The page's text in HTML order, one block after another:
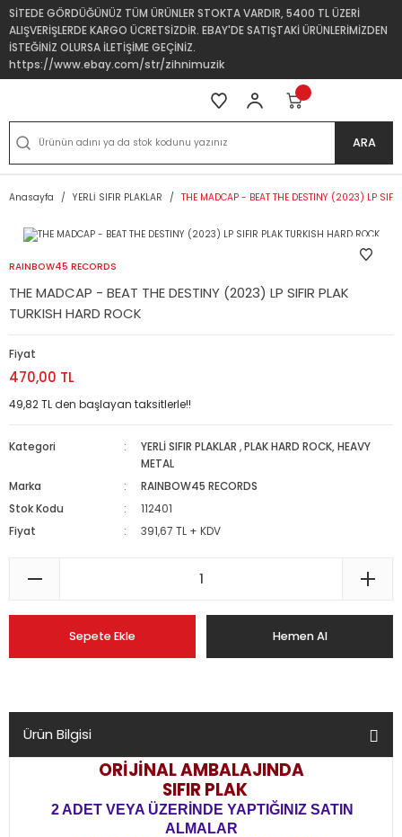
SİTEDE GÖRDÜĞÜNÜZ TÜM ÜRÜNLER STOKTA VARDIR, 5400 TL ÜZERİ
ALIŞVERİŞLERDE KARGO ÜCRETSİZDİR. EBAY'DE SATIŞTAKİ ÜRÜNLERİMİZDEN
İSTEĞİNİZ OLURSA İLETİŞİME GEÇİNİZ.
https://www.ebay.com/str/zihnimuzik
ARA
Anasayfa YERLİ SIFIR PLAKLAR THE MADCAP - BEAT THE DESTINY (2023) LP
RAINBOW45 RECORDS
THE MADCAP - BEAT THE DESTINY (2023) LP SIFIR PLAK
TURKISH HARD ROCK
Fiyat
470,00 TL
49,82 TL den başlayan taksitlerle!!
Kategori YERLİ SIFIR PLAKLAR ,PLAK HARD ROCK, HEAVY
METAL
Marka
RAINBOW45 RECORDS
Stok Kodu
112401
Fiyat
391,67 TL + KDV
Sepete Ekle Hemen Al
Ürün Bilgisi
ORİJİNAL AMBALAJINDA
SIFIR PLAK
2 ADET VEYA ÜZERİNDE YAPTIĞINIZ SATIN
ALMALAR